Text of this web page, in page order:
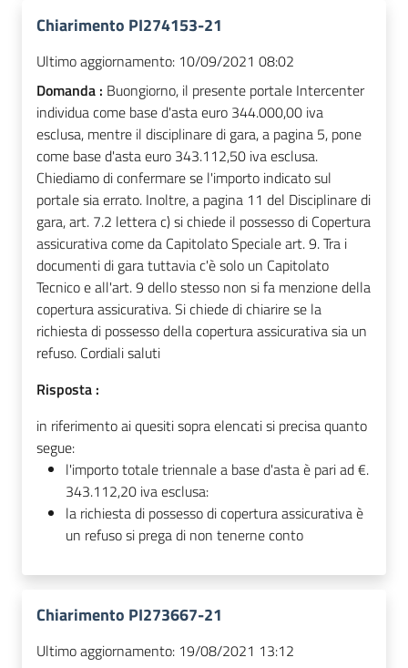
Chiarimento PI274153-21
Ultimo aggiornamento: 10/09/2021 08:02
Domanda : Buongiorno, il presente portale Intercenter
individua come base d'asta euro 344.000,00 iva
esclusa, mentre il disciplinare di gara, a pagina 5, pone
come base d'asta euro 343.112,50 iva esclusa.
Chiediamo di confermare se l'importo indicato sul
portale sia errato. Inoltre, a pagina 11 del Disciplinare di
gara, art. 7.2 lettera c) si chiede il possesso di Copertura
assicurativa come da Capitolato Speciale art. 9. Tra i
documenti di gara tuttavia c'è solo un Capitolato
Tecnico e all'art. 9 dello stesso non si fa menzione della
copertura assicurativa. Si chiede di chiarire se la
richiesta di possesso della copertura assicurativa sia un
refuso. Cordiali saluti
Risposta :
in riferimento ai quesiti sopra elencati si precisa quanto
segue:
l'importo totale triennale a base d'asta è pari ad €.
343.112,20 iva esclusa:
la richiesta di possesso di copertura assicurativa è
un refuso si prega di non tenerne conto
Chiarimento PI273667-21
Ultimo aggiornamento: 19/08/2021 13:12